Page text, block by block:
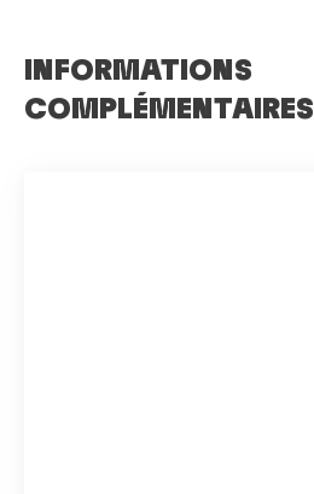
INFORMATIONS
COMPLÉMENTAIRES